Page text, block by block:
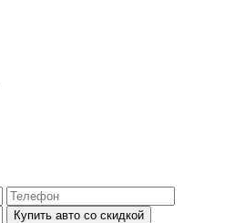
Купить авто со скидкой